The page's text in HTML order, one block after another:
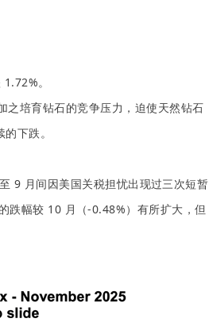
。
之培育钻石的竞争压力，迫使天然钻石
下跌。
9 月间因美国关税担忧出现过三次短暂
跌幅较 10 月（-0.48%）有所扩大，但